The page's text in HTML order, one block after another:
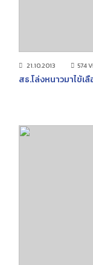
21.10.2013 574
สธ.โล่งหนาวมาไข้เ